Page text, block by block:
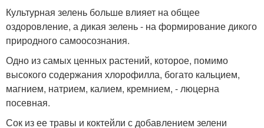
Культурная зелень больше влияет на общее
оздоровление, а дикая зелень - на формирование дикого
природного самоосознания.
Одно из самых ценных растений, которое, помимо
высокого содержания хлорофилла, богато кальцием,
магнием, натрием, калием, кремнием, - люцерна
посевная.
Сок из ее травы и коктейли с добавлением зелени